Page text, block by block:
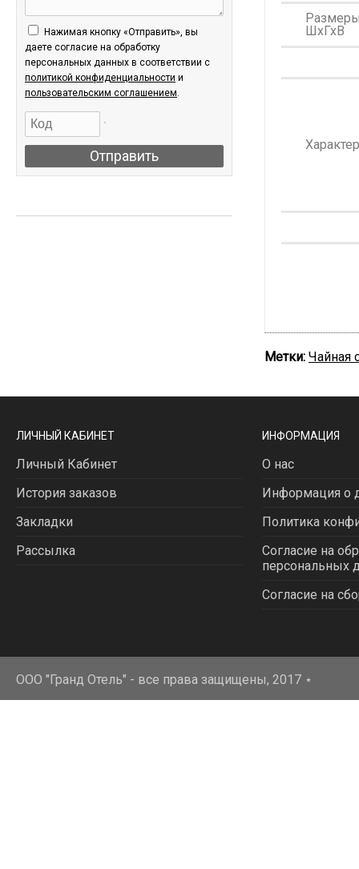
Нажимая кнопку «Отправить», вы
даете согласие на обработку
персональных данных в соответствии c
политикой конфиденциальности и
пользовательским соглашением.
Отправить
ШхГхВ
Метки: Чайная
ЛИЧНЫЙ КАБИНЕТ
Личный Кабинет
История заказов
Закладки
Рассылка
ИНФОРМАЦИЯ
О нас
Информация о
Политика
Согласие на
персональных
Согласие на
ООО "Гранд Отель" - все права защищены, 2017 ⋆